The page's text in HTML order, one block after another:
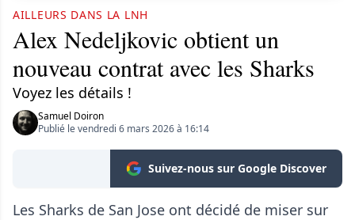
AILLEURS DANS LA LNH
Alex Nedeljkovic obtient un
nouveau contrat avec les Sharks
Voyez les détails !
Samuel Doiron
Publié le vendredi 6 mars 2026 à 16:14
Suivez-nous sur Google Discover
Les Sharks de San Jose ont décidé de miser sur